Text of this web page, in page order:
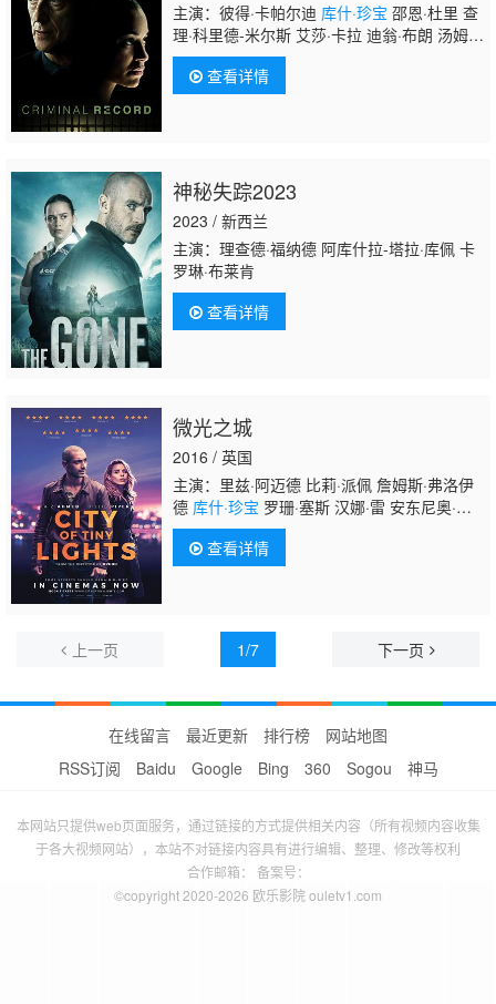
主演：彼得·卡帕尔迪 库什·珍宝 邵恩·杜里 查
理·科里德-米尔斯 艾莎·卡拉 迪翁·布朗 汤姆·
莫奇 斯戴凡·辛尼德 伊恩 博纳 齐季·阿库多
卢 乔安娜·博尔哈 凯伦·卢克 珍妮特·库马
赫 托马斯·哈珀-琼斯 凯恩·艾登 雷米·法达
查看详情
神秘失踪2023
2023 / 新西兰
主演：理查德·福纳德 阿库什拉-塔拉·库佩 卡
罗琳·布莱肯
查看详情
微光之城
2016 / 英国
主演：里兹·阿迈德 比莉·派佩 詹姆斯·弗洛伊
德 库什·珍宝 罗珊·塞斯 汉娜·雷 安东尼奥·阿
克儿 Reiss Kershi 文森特·里根 丹尼·韦
伯 Ram John Holder 戴姆森·伊德瑞斯 布兰科
·托莫维奇 George Sargeant 亚历山大·希迪
斯 保罗·布莱克维尔 莱蕾·迪克斯 丹尼尔·厄根
查看详情
上一页 1/7 下一页
在线留言 最近更新 排行榜
网站地图
RSS订阅
Baidu Google Bing 360 Sogou 神马
本网站只提供web页面服务，通过链接的方式提供相关内容（所有视频内容收集
于各大视频网站），本站不对链接内容具有进行编辑、整理、修改等权利
合作邮箱： 备案号：
©copyright 2020-2026 欧乐影院 ouletv1.com